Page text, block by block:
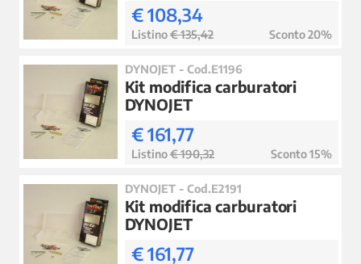
€ 108,34
Listino€ 135,42 Sconto 20%
DYNOJET - Cod.E1196
Kit modifica carburatori
DYNOJET
€ 161,77
Listino€ 190,32 Sconto 15%
DYNOJET - Cod.E2191
Kit modifica carburatori
DYNOJET
€ 161,77